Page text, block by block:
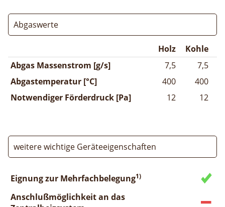
Abgaswerte
Holz
Kohle
Abgas Massenstrom [g/s]
7,5
7,5
Abgastemperatur [°C]
400
400
Notwendiger Förderdruck [Pa]
12 12
weitere wichtige Geräteeigenschaften
Eignung zur Mehrfachbelegung1)
Anschlußmöglichkeit an das